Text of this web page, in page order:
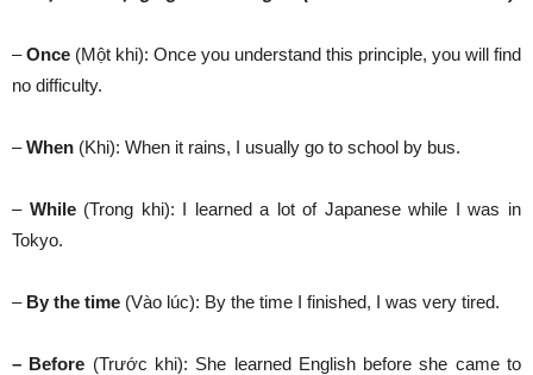
–Once (Một khi): Once you understand this principle, you will find
no difficulty.
–When (Khi): When it rains, I usually go to school by bus.
– While (Trong khi): I learned a lot of Japanese while I was in
Tokyo.
– By the time (Vào lúc): By the time I finished, I was very tired.
– Before (Trước khi): She learned English before she came to